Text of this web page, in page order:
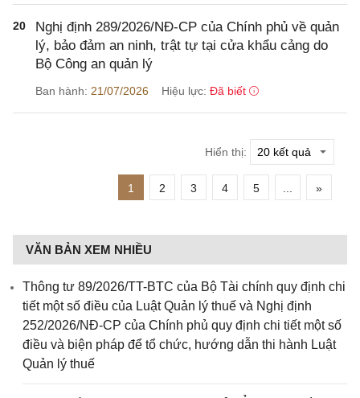
20
Nghị định 289/2026/NĐ-CP của Chính phủ về quản
lý, bảo đảm an ninh, trật tự tại cửa khẩu cảng do
Bộ Công an quản lý
Ban hành: 21/07/2026 Hiệu lực: Đã biết
Hiển thị:
1 2 3 4 5 »
VĂN BẢN XEM NHIỀU
Thông tư 89/2026/TT-BTC của Bộ Tài chính quy định chi
tiết một số điều của Luật Quản lý thuế và Nghị định
252/2026/NĐ-CP của Chính phủ quy định chi tiết một số
điều và biện pháp để tổ chức, hướng dẫn thi hành Luật
Quản lý thuế